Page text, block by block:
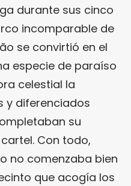
durante sus cinco
incomparable de
se convirtió en el
especie de paraíso
celestial la
y diferenciados
su
Con todo,
no comenzaba bien
que acogía los